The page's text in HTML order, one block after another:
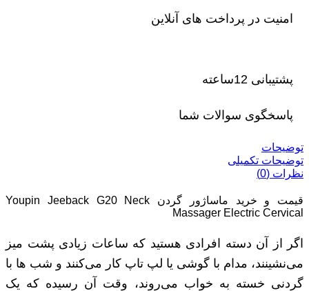
امنیت در پرداخت های آنلاین
پشتیبانی 12ساعته
پاسخگوی سوالات شما
توضیحات
توضیحات تکمیلی
نظرات (0)
قیمت و خرید ماساژور گردن Youpin Jeeback G20 Neck
Massager Electric Cervical
اگر از آن دسته افرادی هستید که ساعات زیادی پشت میز
می‌نشینند، مدام با گوشی یا لپ ‌تاپ کار می‌کنند و شب ‌ها با
گردنی خسته به خواب می‌روند، وقت آن رسیده که یک